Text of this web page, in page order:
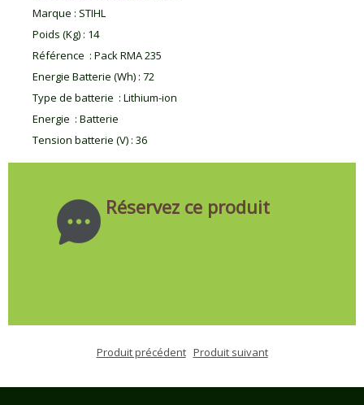
Marque : STIHL
Poids (Kg) : 14
Référence : Pack RMA 235
Energie Batterie (Wh) : 72
Type de batterie : Lithium-ion
Energie : Batterie
Tension batterie (V) : 36
Réservez ce produit
Produit précédent Produit suivant